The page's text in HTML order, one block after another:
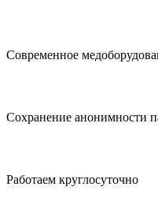
Современное
Сохранение анонимности
Работаем круглосуточно